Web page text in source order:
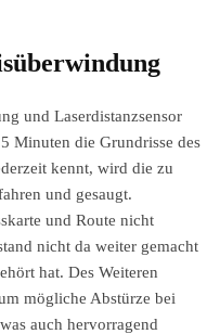
und Laserdistanzsensor
Minuten die Grundrisse des
kennt, wird die zu
und gesaugt.
und Route nicht
nicht da weiter gemacht
hat. Des Weiteren
mögliche Abstürze bei
auch hervorragend